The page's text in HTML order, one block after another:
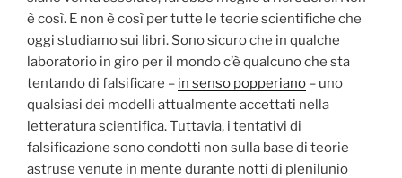
è così. E non è così per tutte le teorie scientifiche che
oggi studiamo sui libri. Sono sicuro che in qualche
laboratorio in giro per il mondo c’è qualcuno che sta
tentando di falsificare – in senso popperiano – uno
qualsiasi dei modelli attualmente accettati nella
letteratura scientifica. Tuttavia, i tentativi di
falsificazione sono condotti non sulla base di teorie
astruse venute in mente durante notti di plenilunio